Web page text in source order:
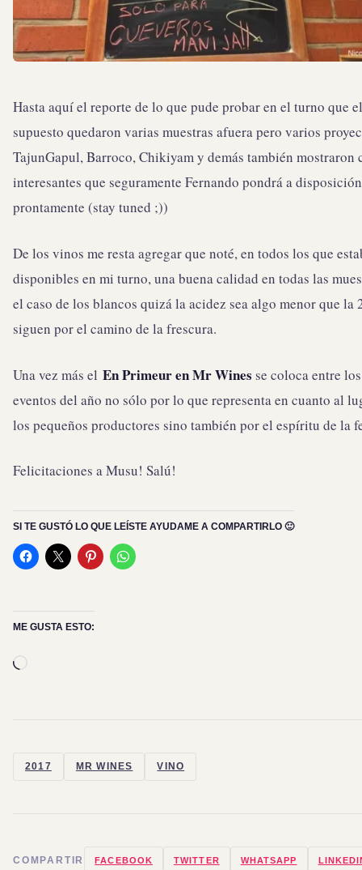
Hasta aquí el reporte de lo que pude probar en el turno que
supuesto quedaron varias muestras afuera pero varios
TajunGapul, Barroco, Chikiyam y demás también mostraron
interesantes que seguramente Fernando pondrá a disposición
prontamente (stay tuned ;))
De los vinos me resta agregar que noté, en todos los que
disponibles en mi turno, una buena calidad en todas las
el caso de los blancos quizá la acidez sea algo menor que la
siguen por el camino de la frescura.
Una vez más el En Primeur en Mr Wines se coloca entre
eventos del año no sólo por lo que representa en cuanto al
los pequeños productores sino también por el espíritu de la
Felicitaciones a Musu! Salú!
SI TE GUSTÓ LO QUE LEÍSTE AYUDAME A COMPARTIRLO 🙂
ME GUSTA ESTO:
2017 MR WINES VINO
COMPARTIR FACEBOOK TWITTER WHATSAPP